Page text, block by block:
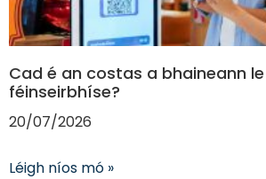
Cad é an costas a bhaineann
féinseirbhíse?
20/07/2026
Léigh níos mó »